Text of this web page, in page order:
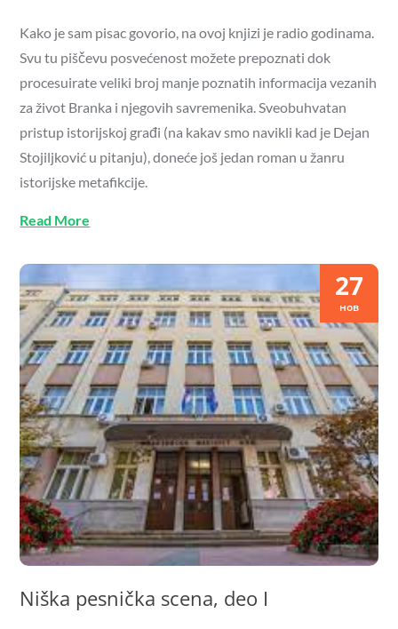
Kako je sam pisac govorio, na ovoj knjizi je radio godinama.
Svu tu piščevu posvećenost možete prepoznati dok
procesuirate veliki broj manje poznatih informacija vezanih
za život Branka i njegovih savremenika. Sveobuhvatan
pristup istorijskoj građi (na kakav smo navikli kad je Dejan
Stojiljković u pitanju), doneće još jedan roman u žanru
istorijske metafikcije.
Read More
27
нов
Niška pesnička scena, deo I